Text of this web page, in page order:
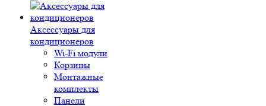
Аксессуары для
кондиционеров
Wi-Fi модули
Корзины
Монтажные
комплекты
Панели